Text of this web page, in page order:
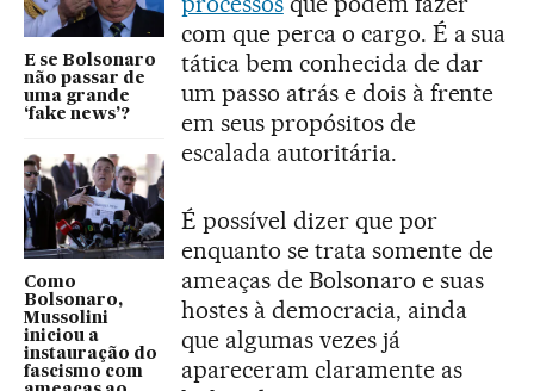
E se Bolsonaro
não passar de
uma grande
‘fake news’?
Como
Bolsonaro,
Mussolini
iniciou a
instauração do
fascismo com
com que perca o cargo. É a sua
tática bem conhecida de dar
um passo atrás e dois à frente
em seus propósitos de
escalada autoritária.
É possível dizer que por
enquanto se trata somente de
ameaças de Bolsonaro e suas
hostes à democracia, ainda
que algumas vezes já
apareceram claramente as